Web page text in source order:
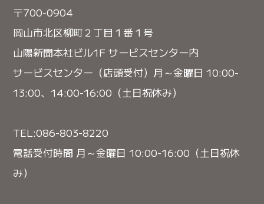
〒700-0904
岡山市北区柳町２丁目１番１号
山陽新聞本社ビル1F サービスセンター内
サービスセンター（店頭受付）月～金曜日 10:00-
13:00、14:00-16:00（土日祝休み）
TEL:086-803-8220
電話受付時間 月～金曜日 10:00-16:00（土日祝休
み）